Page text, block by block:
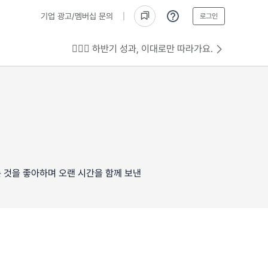
기업 광고/멤버십 문의 로그인
💁🏻‍♂️ 하반기 성과, 이대로만 따라가요.
을 좋아하며 오랜 시간을 함께 보낸